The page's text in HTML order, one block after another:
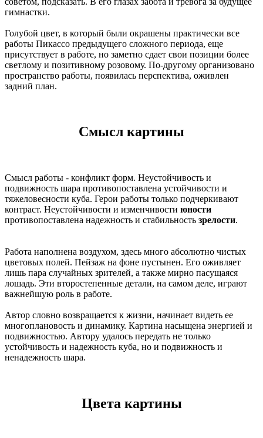
гимнастки.
Голубой цвет, в который были окрашены практически все
работы Пикассо предыдущего сложного периода, еще
присутствует в работе, но заметно сдает свои позиции более
светлому и позитивному розовому. По-другому организовано
пространство работы, появилась перспектива, оживлен
задний план.
Смысл картины
Смысл работы - конфликт форм. Неустойчивость и
подвижность шара противопоставлена устойчивости и
тяжеловесности куба. Герои работы только подчеркивают
контраст. Неустойчивости и изменчивости юности
противопоставлена надежность и стабильность зрелости.
Работа наполнена воздухом, здесь много абсолютно чистых
цветовых полей. Пейзаж на фоне пустынен. Его оживляет
лишь пара случайных зрителей, а также мирно пасущаяся
лошадь. Эти второстепенные детали, на самом деле, играют
важнейшую роль в работе.
Автор словно возвращается к жизни, начинает видеть ее
многоплановость и динамику. Картина насыщена энергией и
подвижностью. Автору удалось передать не только
устойчивость и надежность куба, но и подвижность и
ненадежность шара.
Цвета картины